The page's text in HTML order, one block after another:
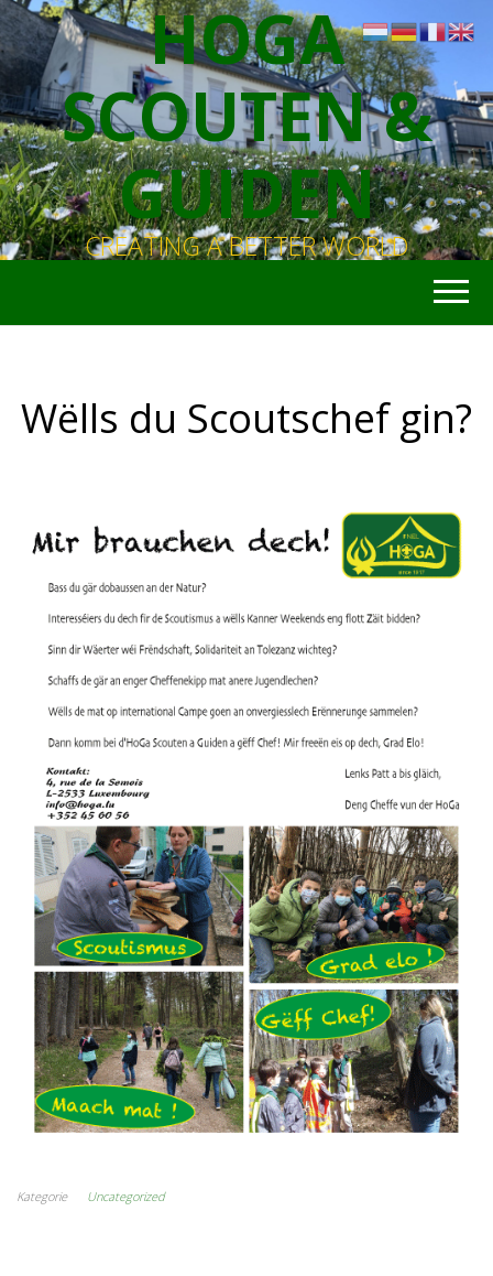
HOGA
SCOUTEN &
GUIDEN
CREATING A BETTER WORLD
Wëlls du Scoutschef gin?
Kategorie Uncategorized